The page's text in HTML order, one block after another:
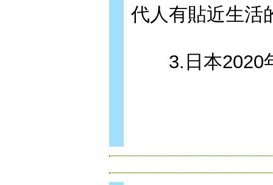
代人有貼近生活
3.日本2020